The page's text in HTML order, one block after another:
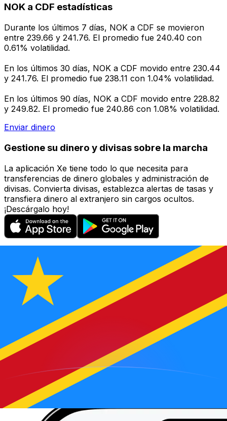
NOK a CDF estadísticas
Durante los últimos 7 días, NOK a CDF se movieron
entre 239.66 y 241.76. El promedio fue 240.40 con
0.61% volatilidad.
En los últimos 30 días, NOK a CDF movido entre 230.44
y 241.76. El promedio fue 238.11 con 1.04% volatilidad.
En los últimos 90 días, NOK a CDF movido entre 228.82
y 249.82. El promedio fue 240.86 con 1.08% volatilidad.
Enviar dinero
Gestione su dinero y divisas sobre la marcha
La aplicación Xe tiene todo lo que necesita para
transferencias de dinero globales y administración de
divisas. Convierta divisas, establezca alertas de tasas y
transfiera dinero al extranjero sin cargos ocultos.
¡Descárgalo hoy!